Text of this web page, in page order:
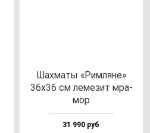
Шах­ма­ты «Рим­ля­не»
36х36 см ле­ме­зит мра­
мор
31 990 руб